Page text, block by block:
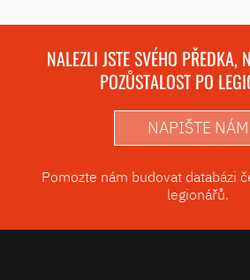
NALEZLI JSTE SVÉHO PŘEDKA,
POZŮSTALOST PO
NAPIŠTE NÁM
Pomozte nám budovat databázi
legionářů.